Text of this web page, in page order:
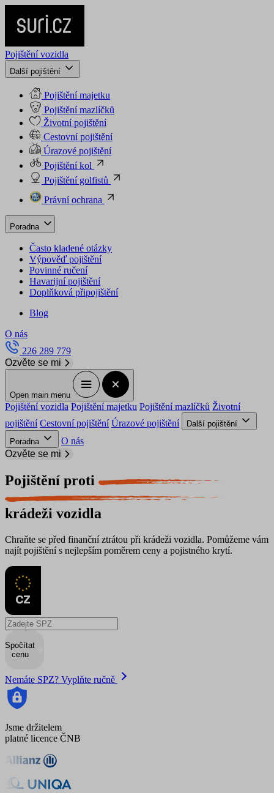
Pojištění vozidla
Další pojištění
Pojištění majetku
Pojištění mazlíčků
Životní pojištění
Cestovní pojištění
Úrazové pojištění
Pojištění kol
Pojištění golfistů
Právní ochrana
Poradna
Často kladené otázky
Výpověď pojištění
Povinné ručení
Havarijní pojištění
Doplňková připojištění
Blog
O nás
226 289 779
Ozvěte se mi
Open main menu
Pojištění vozidla Pojištění majetku Pojištění mazlíčků Životní
pojištění Cestovní pojištění Úrazové pojištění
Další pojištění
Poradna
O nás
Ozvěte se mi
Pojištění proti
krádeži vozidla
Chraňte se před finanční ztrátou při krádeži vozidla. Pomůžeme vám
najít pojištění s nejlepším poměrem ceny a pojistného krytí.
Spočítat
cenu
Nemáte SPZ? Vyplňte ručně
Jsme držitelem
platné licence ČNB